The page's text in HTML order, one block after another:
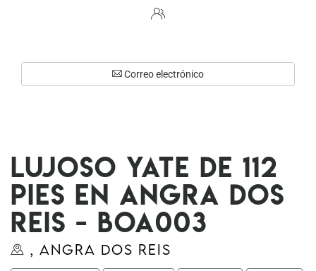
Lujoso yate de 112
pies en Angra dos
Reis - Boa003
, Angra dos Reis
Correo electrónico